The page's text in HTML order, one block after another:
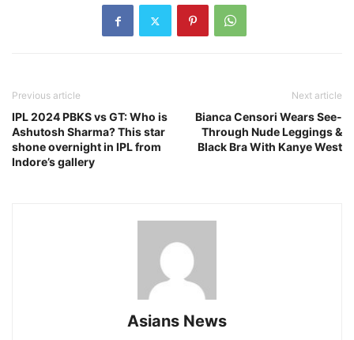
Previous article
IPL 2024 PBKS vs GT: Who is
Ashutosh Sharma? This star
shone overnight in IPL from
Indore’s gallery
Next article
Bianca Censori Wears See-
Through Nude Leggings &
Black Bra With Kanye West
Asians News